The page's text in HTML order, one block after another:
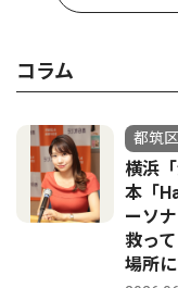
コラム
都筑区
横浜
本「
ーソ
救っ
場所に